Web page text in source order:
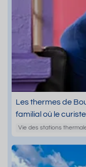
Les thermes de
familial où le
Vie des stations